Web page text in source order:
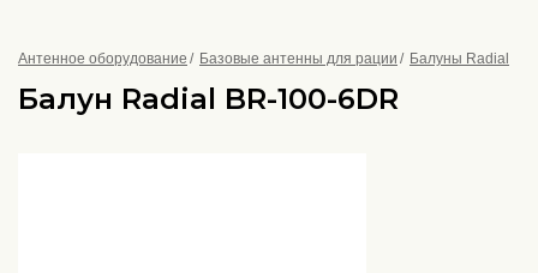
Антенное оборудование Базовые антенны для рации Балуны Radial
Балун Radial BR-100-6DR